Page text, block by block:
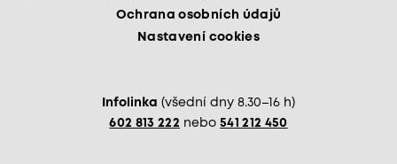
Ochrana osobních údajů
Nastavení cookies
Infolinka (všední dny 8.30–16 h)
602 813 222 nebo 541 212 450